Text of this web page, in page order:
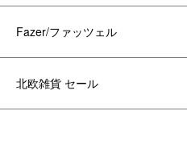
Fazer/ファッツェル
北欧雑貨 セール